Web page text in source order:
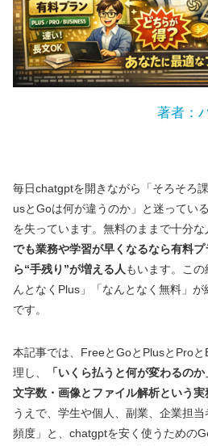
著者：
毎日chatgptを開きながら「そろそろ
usとGoは何が違うのか」と迷ってい
を失っています。無料のままで十分な
でも業務や学習が早くなるなら有料
ら“手残り”が増える人もいます。こ
んとなくPlus」「なんとなく無料」
です。
本記事では、FreeとGoとPlusとPro
理し、
「いくら払うと何が変わるの
文字数・画像とファイル解析という
うえで、学生や個人、副業、企業担
頻度」と、chatgptを安く使うための